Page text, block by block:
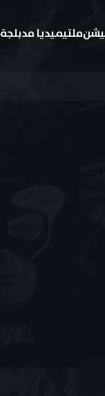
ملتيميديا مدبلجة